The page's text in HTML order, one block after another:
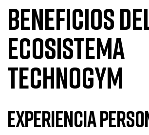
Beneficios
Ecosistema
Technogym
Experiencia